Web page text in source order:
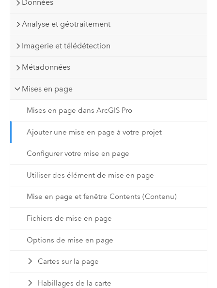
Données
Analyse et géotraitement
Imagerie et télédétection
Métadonnées
Mises en page
Mises en page dans ArcGIS Pro
Ajouter une mise en page à votre projet
Configurer votre mise en page
Utiliser des élément de mise en page
Mise en page et fenêtre Contents (Contenu)
Fichiers de mise en page
Options de mise en page
Cartes sur la page
Habillages de la carte